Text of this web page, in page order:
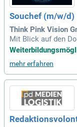
Souchef (m/w/d)
Think Pink Vision
Mit Blick auf den
oss.
tur und willst
ührungsteam und
hten.
mehr erfahren